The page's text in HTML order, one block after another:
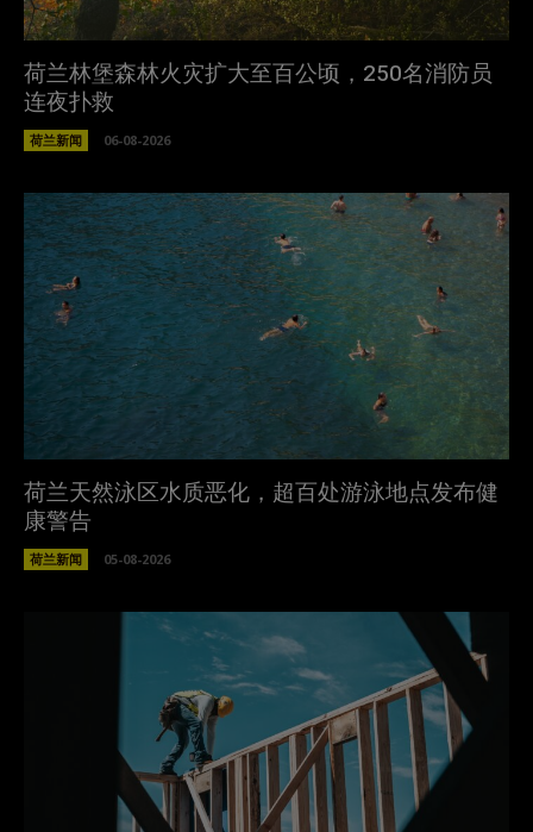
荷兰林堡森林火灾扩大至百公顷，250名消防员
连夜扑救
荷兰新闻 06-08-2026
荷兰天然泳区水质恶化，超百处游泳地点发布健
康警告
荷兰新闻 05-08-2026